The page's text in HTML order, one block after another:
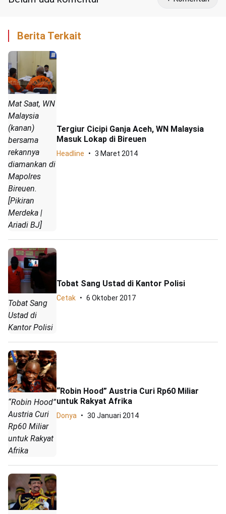
Berita Terkait
Mat Saat, WN
Malaysia
(kanan)
bersama
rekannya
diamankan di
Mapolres
Bireuen.
[Pikiran
Merdeka |
Ariadi BJ]
Tergiur Cicipi Ganja Aceh, WN Malaysia
Masuk Lokap di Bireuen
Headline 3 Maret 2014
Tobat Sang
Ustad di
Kantor Polisi
Tobat Sang Ustad di Kantor Polisi
Cetak 6 Oktober 2017
“Robin Hood”
Austria Curi
Rp60 Miliar
untuk Rakyat
Afrika
“Robin Hood” Austria Curi Rp60 Miliar
untuk Rakyat Afrika
Donya 30 Januari 2014